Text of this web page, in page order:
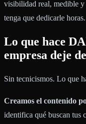
visibilidad real, medible
tenga que dedicarle horas.
Lo que hace
empresa deje
Sin tecnicismos. Lo que
Creamos el contenido
identifica qué buscan tus